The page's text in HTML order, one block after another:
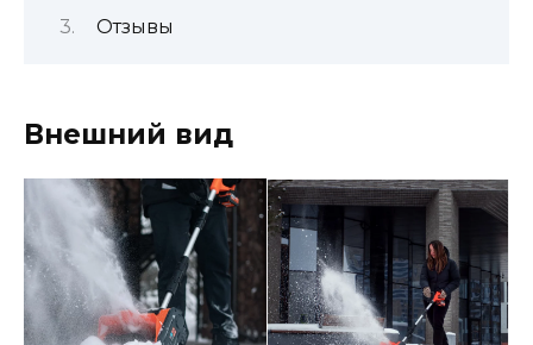
Отзывы
Внешний вид